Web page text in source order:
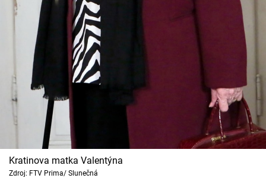
Kratinova matka Valentýna
Zdroj: FTV Prima/ Slunečná